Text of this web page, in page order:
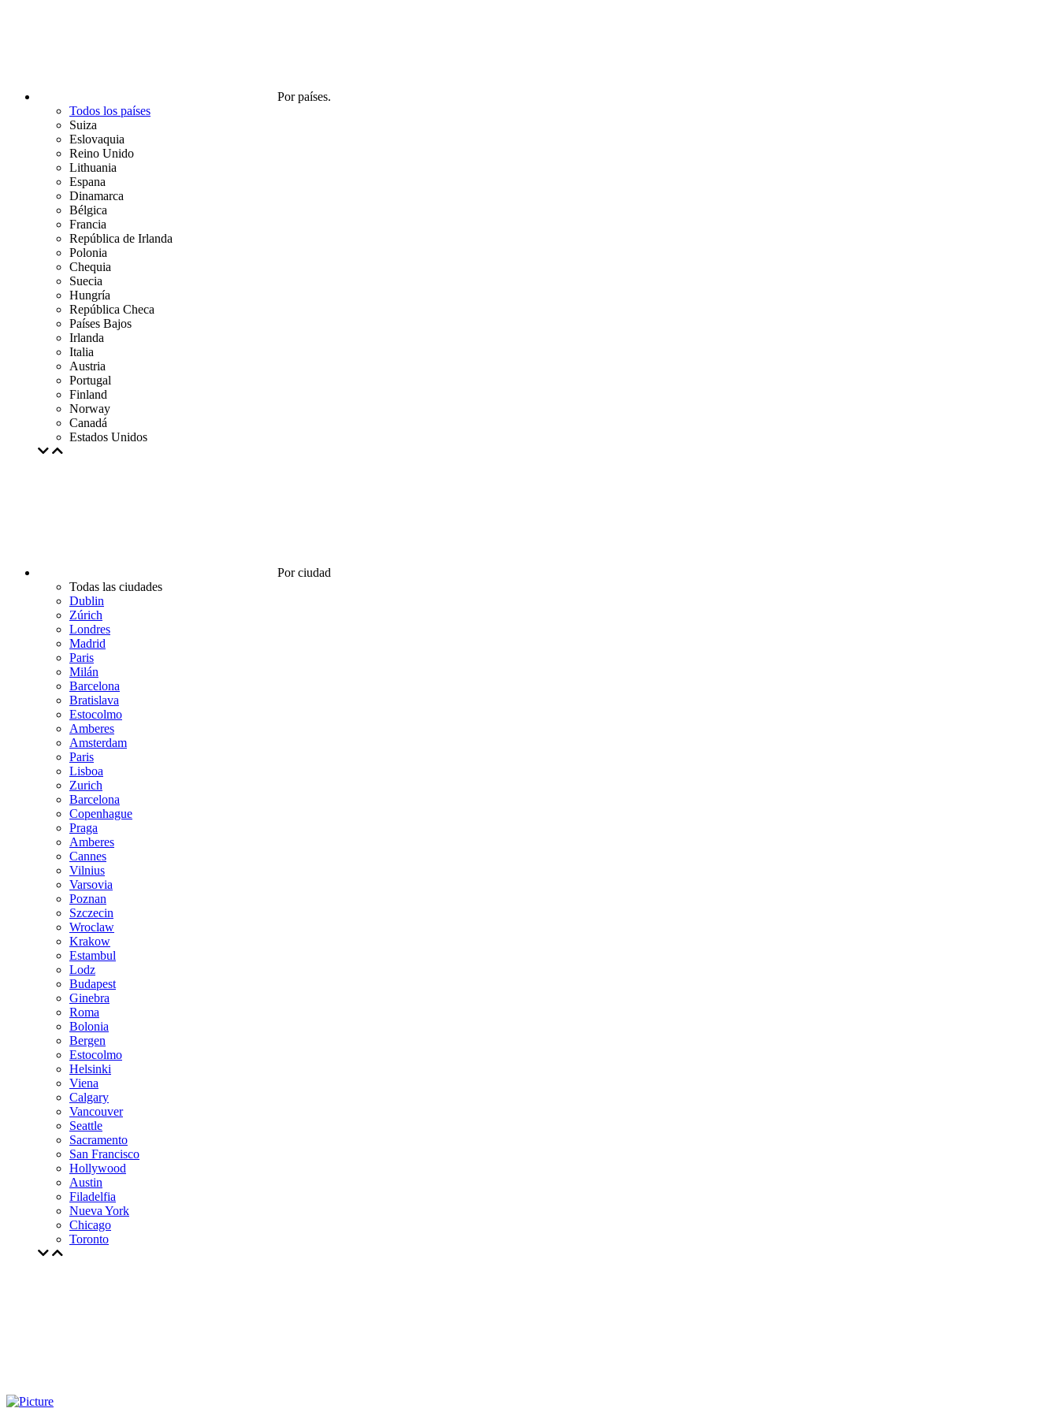
Por países.
Todos los países
Suiza
Eslovaquia
Reino Unido
Lithuania
Espana
Dinamarca
Bélgica
Francia
República de Irlanda
Polonia
Chequia
Suecia
Hungría
República Checa
Países Bajos
Irlanda
Italia
Austria
Portugal
Finland
Norway
Canadá
Estados Unidos
Por ciudad
Todas las ciudades
Dublin
Zúrich
Londres
Madrid
Paris
Milán
Barcelona
Bratislava
Estocolmo
Amberes
Amsterdam
Paris
Lisboa
Zurich
Barcelona
Copenhague
Praga
Amberes
Cannes
Vilnius
Varsovia
Poznan
Szczecin
Wroclaw
Krakow
Estambul
Lodz
Budapest
Ginebra
Roma
Bolonia
Bergen
Estocolmo
Helsinki
Viena
Calgary
Vancouver
Seattle
Sacramento
San Francisco
Hollywood
Austin
Filadelfia
Nueva York
Chicago
Toronto